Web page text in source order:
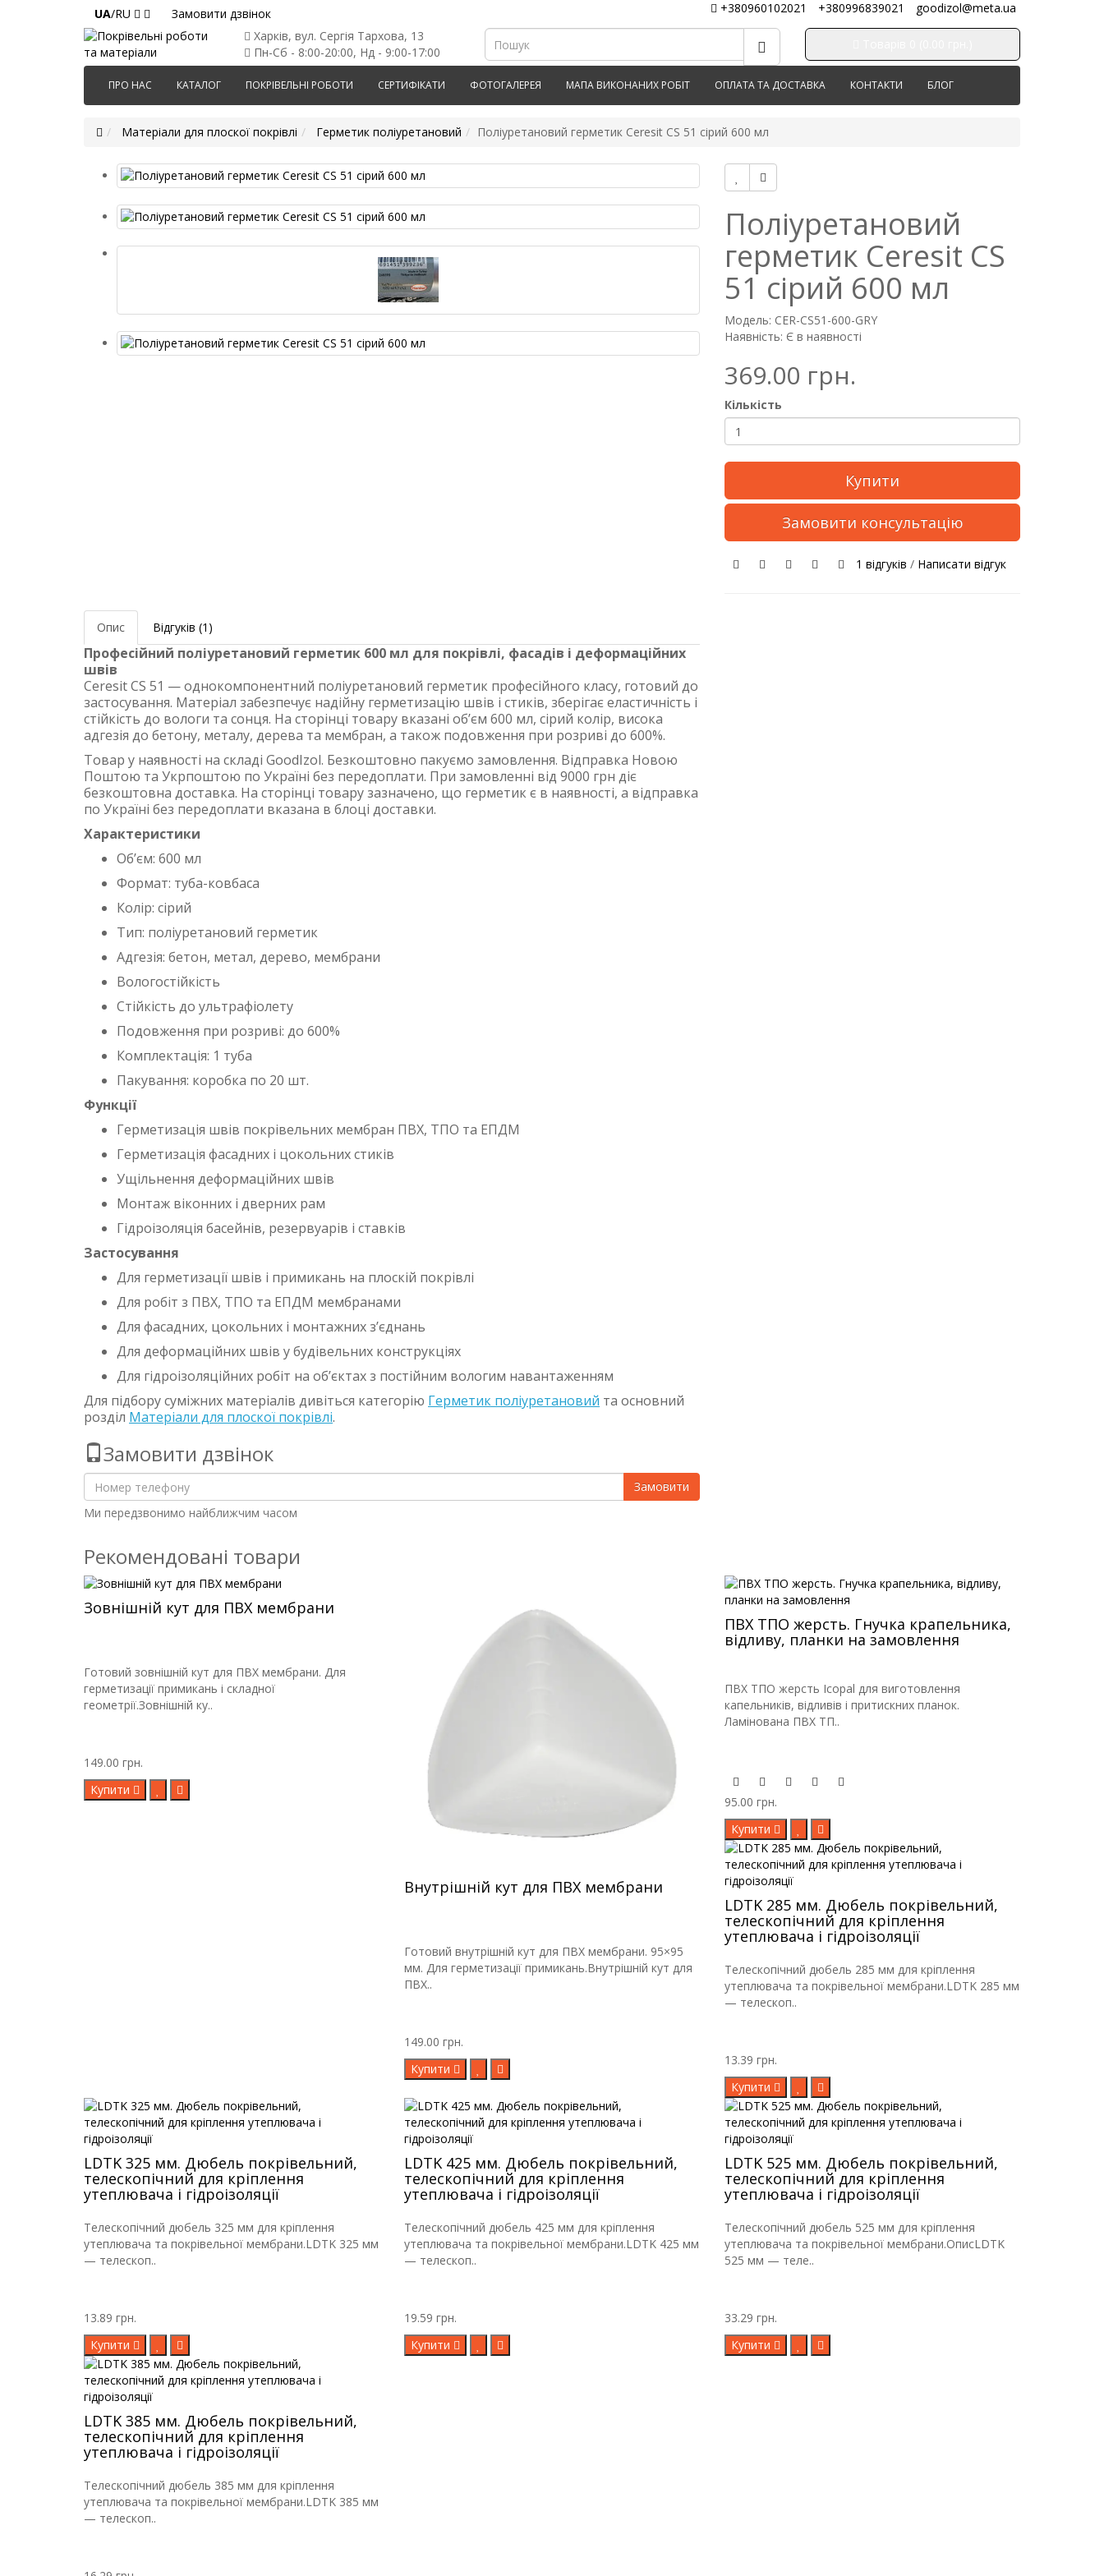
UA/RU Замовити дзвінок +380960102021 +380996839021
goodizol@meta.ua
Харків, вул. Сергія Тархова, 13
Пн-Сб - 8:00-20:00, Нд - 9:00-17:00
ПРО НАС КАТАЛОГ ПОКРІВЕЛЬНІ РОБОТИ СЕРТИФІКАТИ ФОТОГАЛЕРЕЯ МАПА ВИКОНАНИХ РОБІТ ОПЛАТА ТА ДОСТАВКА КОНТАКТИ БЛОГ
Матеріали для плоскої покрівлі Герметик поліуретановий Поліуретановий герметик Ceresit CS 51 сірий 600 мл
Поліуретановий
герметик Ceresit CS
51 сірий 600 мл
Модель: CER-CS51-600-GRY
Наявність: Є в наявності
369.00 грн.
Кількість
Купити
Замовити консультацію
1 відгуків / Написати відгук
Опис Відгуків (1)
Професійний поліуретановий герметик 600 мл для покрівлі, фасадів і деформаційних
швів
Ceresit CS 51 — однокомпонентний поліуретановий герметик професійного класу, готовий до
застосування. Матеріал забезпечує надійну герметизацію швів і стиків, зберігає еластичність і
стійкість до вологи та сонця. На сторінці товару вказані об’єм 600 мл, сірий колір, висока
адгезія до бетону, металу, дерева та мембран, а також подовження при розриві до 600%.
Товар у наявності на складі GoodIzol. Безкоштовно пакуємо замовлення. Відправка Новою
Поштою та Укрпоштою по Україні без передоплати. При замовленні від 9000 грн діє
безкоштовна доставка. На сторінці товару зазначено, що герметик є в наявності, а відправка
по Україні без передоплати вказана в блоці доставки.
Характеристики
Об’єм: 600 мл
Формат: туба-ковбаса
Колір: сірий
Тип: поліуретановий герметик
Адгезія: бетон, метал, дерево, мембрани
Вологостійкість
Стійкість до ультрафіолету
Подовження при розриві: до 600%
Комплектація: 1 туба
Пакування: коробка по 20 шт.
Функції
Герметизація швів покрівельних мембран ПВХ, ТПО та ЕПДМ
Герметизація фасадних і цокольних стиків
Ущільнення деформаційних швів
Монтаж віконних і дверних рам
Гідроізоляція басейнів, резервуарів і ставків
Застосування
Для герметизації швів і примикань на плоскій покрівлі
Для робіт з ПВХ, ТПО та ЕПДМ мембранами
Для фасадних, цокольних і монтажних з’єднань
Для деформаційних швів у будівельних конструкціях
Для гідроізоляційних робіт на об’єктах з постійним вологим навантаженням
Для підбору суміжних матеріалів дивіться категорію Герметик поліуретановий та основний
розділ Матеріали для плоскої покрівлі.
Замовити дзвінок
Замовити
Ми передзвонимо найближчим часом
Рекомендовані товари
Зовнішній кут для ПВХ мембрани
Готовий зовнішній кут для ПВХ мембрани. Для
герметизації примикань і складної
геометрії.Зовнішній ку..
149.00 грн.
Купити
Внутрішній кут для ПВХ мембрани
Готовий внутрішній кут для ПВХ мембрани. 95×95
мм. Для герметизації примикань.Внутрішній кут для
ПВХ..
149.00 грн.
Купити
ПВХ ТПО жерсть. Гнучка крапельника,
відливу, планки на замовлення
ПВХ ТПО жерсть Icopal для виготовлення
капельників, відливів і притискних планок.
Ламінована ПВХ ТП..
95.00 грн.
Купити
LDTK 285 мм. Дюбель покрівельний,
телескопічний для кріплення
утеплювача і гідроізоляції
Телескопічний дюбель 285 мм для кріплення
утеплювача та покрівельної мембрани.LDTK 285 мм
— телескоп..
13.39 грн.
Купити
LDTK 325 мм. Дюбель покрівельний,
телескопічний для кріплення
утеплювача і гідроізоляції
Телескопічний дюбель 325 мм для кріплення
утеплювача та покрівельної мембрани.LDTK 325 мм
— телескоп..
13.89 грн.
Купити
LDTK 425 мм. Дюбель покрівельний,
телескопічний для кріплення
утеплювача і гідроізоляції
Телескопічний дюбель 425 мм для кріплення
утеплювача та покрівельної мембрани.LDTK 425 мм
— телескоп..
19.59 грн.
Купити
LDTK 525 мм. Дюбель покрівельний,
телескопічний для кріплення
утеплювача і гідроізоляції
Телескопічний дюбель 525 мм для кріплення
утеплювача та покрівельної мембрани.ОписLDTK
525 мм — теле..
33.29 грн.
Купити
LDTK 385 мм. Дюбель покрівельний,
телескопічний для кріплення
утеплювача і гідроізоляції
Телескопічний дюбель 385 мм для кріплення
утеплювача та покрівельної мембрани.LDTK 385 мм
— телескоп..